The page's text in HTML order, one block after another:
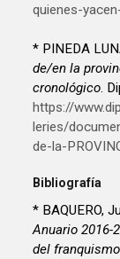
quienes-
* PINEDA
de/en la
cronológico.
https://
leries/
de-la-
Bibliografía
* BAQUERO,
Anuario 2016-
del